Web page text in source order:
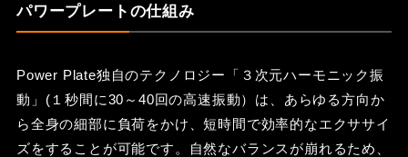
パワープレートの仕組み
Power Plate独自のテクノロジー「３次元ハーモニック振
動」(１秒間に30～40回の高速振動）は、あらゆる方向か
ら全身の細部に負荷をかけ、短時間で効率的なエクササイ
ズをすることが可能です。自然なバランスが崩れるため、